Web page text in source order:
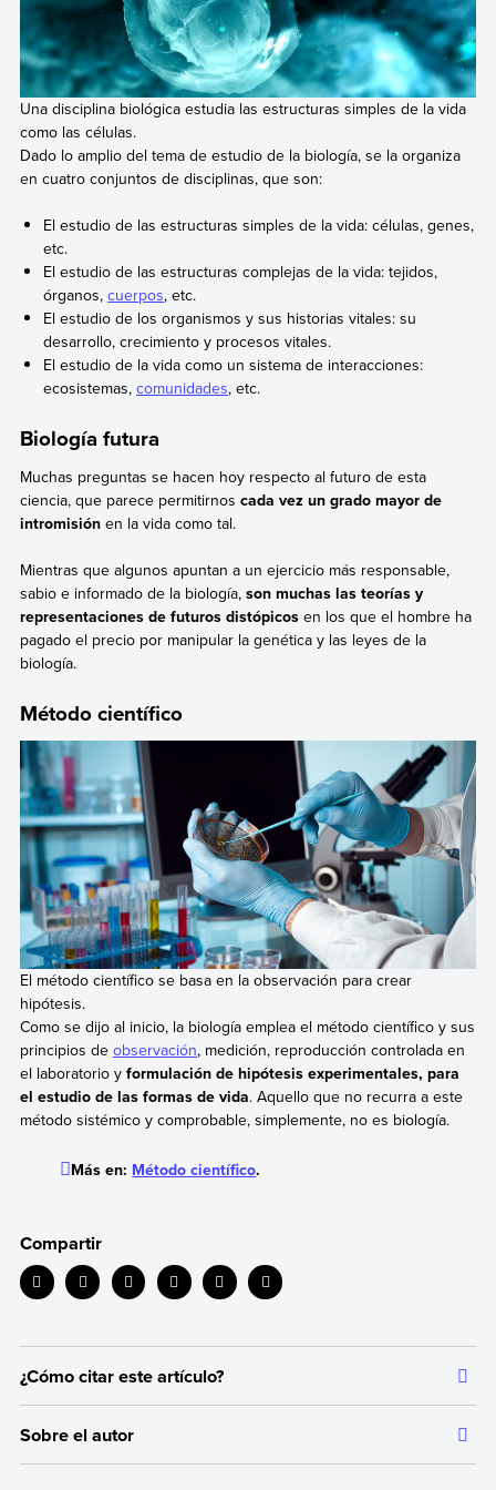
Una disciplina biológica estudia las estructuras simples de la vida
como las células.
Dado lo amplio del tema de estudio de la biología, se la organiza
en cuatro conjuntos de disciplinas, que son:
El estudio de las estructuras simples de la vida: células, genes,
etc.
El estudio de las estructuras complejas de la vida: tejidos,
órganos,cuerpos, etc.
El estudio de los organismos y sus historias vitales: su
desarrollo, crecimiento y procesos vitales.
El estudio de la vida como un sistema de interacciones:
ecosistemas,comunidades, etc.
Biología futura
Muchas preguntas se hacen hoy respecto al futuro de esta
ciencia, que parece permitirnos cada vez un grado mayor de
intromisiónen la vida como tal.
Mientras que algunos apuntan a un ejercicio más responsable,
sabio e informado de la biología, son muchas las teorías y
representaciones de futuros distópicosen los que el hombre ha
pagado el precio por manipular la genética y las leyes de la
biología.
Método científico
El método científico se basa en la observación para crear
hipótesis.
Como se dijo al inicio, la biología emplea el método científico y sus
principios de observación, medición, reproducción controlada en
el laboratorio y formulación de hipótesis experimentales, para
el estudio de las formas de vida. Aquello que no recurra a este
método sistémico y comprobable, simplemente, no es biología.
Más en: Método científico.
Compartir
¿Cómo citar este artículo?
dar crédito a los autores correspondientes y evitar incurrir en
plagio. Además, permite a los lectores acceder a las fuentes
Sobre el autor